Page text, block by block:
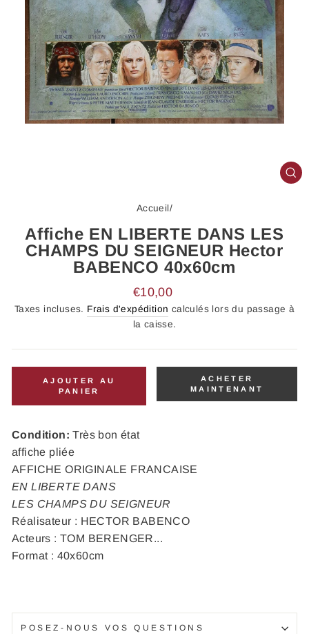
Accueil/
Affiche EN LIBERTE DANS LES
CHAMPS DU SEIGNEUR Hector
BABENCO 40x60cm
Prix
régulier
€10,00
Taxes incluses. Frais d'expédition calculés lors du passage à
la caisse.
AJOUTER AU
PANIER
ACHETER
MAINTENANT
Condition: Très bon état
affiche pliée
AFFICHE ORIGINALE FRANCAISE
EN LIBERTE DANS
LES CHAMPS DU SEIGNEUR
Réalisateur : HECTOR BABENCO
Acteurs : TOM BERENGER...
Format : 40x60cm
POSEZ-NOUS VOS QUESTIONS